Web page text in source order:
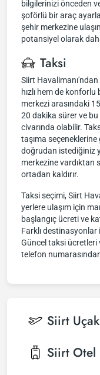
bilgilerinizi önceden
şoförlü bir araç
şehir merkezine
potansiyel olarak
Taksi
Siirt
hızlı hem de
merkezi arasındaki
20 dakika sürer ve
civarında olabilir.
taşıma
doğrudan istediğiniz
merkezine vardıktan
ortadan kaldırır.
Taksi seçimi, Siirt
yerlere ulaşım için
başlangıç ücreti ve
Farklı
Güncel taksi ücretleri
telefon
Siirt
Siirt Otel